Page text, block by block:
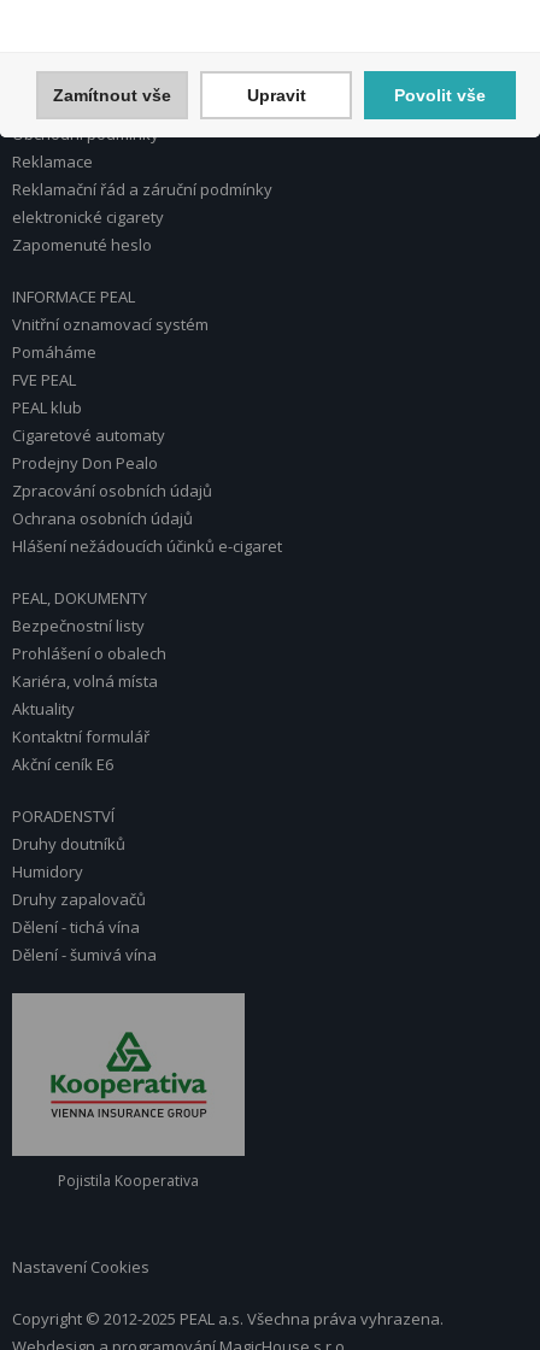
Přihlášení
Nápověda k registraci a nákupu
Obchodní podmínky
Reklamace
Reklamační řád a záruční podmínky
elektronické cigarety
Zapomenuté heslo
INFORMACE PEAL
Vnitřní oznamovací systém
Pomáháme
FVE PEAL
PEAL klub
Cigaretové automaty
Prodejny Don Pealo
Zpracování osobních údajů
Ochrana osobních údajů
Hlášení nežádoucích účinků e-cigaret
PEAL, DOKUMENTY
Bezpečnostní listy
Prohlášení o obalech
Kariéra, volná místa
Aktuality
Kontaktní formulář
Akční ceník E6
PORADENSTVÍ
Druhy doutníků
Humidory
Druhy zapalovačů
Dělení - tichá vína
Dělení - šumivá vína
Pojistila Kooperativa
Nastavení Cookies
Copyright © 2012-2025 PEAL a.s. Všechna práva vyhrazena.
Zamítnout vše Upravit Povolit vše